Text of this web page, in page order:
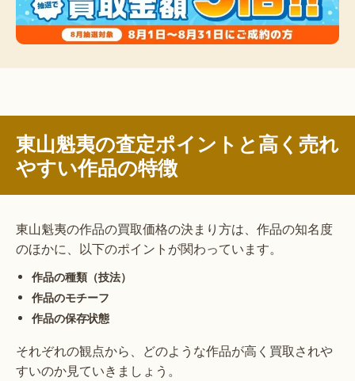
東山魁夷の査定ポイントと高く売れ
やすい作品の特徴
東山魁夷の作品の買取価格の決まり方は、作品の知名度
のほかに、以下のポイントが関わっています。
作品の種類（技法）
作品のモチーフ
作品の保存状態
それぞれの観点から、どのような作品が高く買取されや
すいのか見ていきましょう。